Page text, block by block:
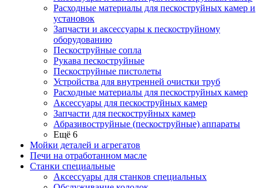
Расходные материалы для пескоструйных камер и
установок
Запчасти и аксессуары к пескоструйному
оборудованию
Пескоструйные сопла
Рукава пескоструйные
Пескоструйные пистолеты
Устройства для внутренней очистки труб
Расходные материалы для пескоструйных камер
Аксессуары для пескоструйных камер
Запчасти для пескоструйных камер
Абразивоструйные (пескоструйные) аппараты
Ещё 6
Мойки деталей и агрегатов
Печи на отработанном масле
Станки специальные
Аксессуары для станков специальных